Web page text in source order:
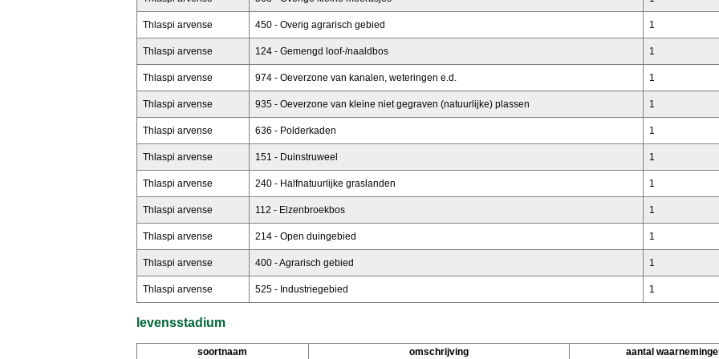
Thlaspi arvense 450 - Overig agrarisch gebied 1
Thlaspi arvense 124 - Gemengd loof-/naaldbos 1
Thlaspi arvense 974 - Oeverzone van kanalen, weteringen e.d. 1
Thlaspi arvense 935 - Oeverzone van kleine niet gegraven (natuurlijke) plassen 1
Thlaspi arvense 636 - Polderkaden 1
Thlaspi arvense 151 - Duinstruweel 1
Thlaspi arvense 240 - Halfnatuurlijke graslanden 1
Thlaspi arvense 112 - Elzenbroekbos 1
Thlaspi arvense 214 - Open duingebied 1
Thlaspi arvense 400 - Agrarisch gebied 1
Thlaspi arvense 525 - Industriegebied 1
levensstadium
soortnaam omschrijving aantal